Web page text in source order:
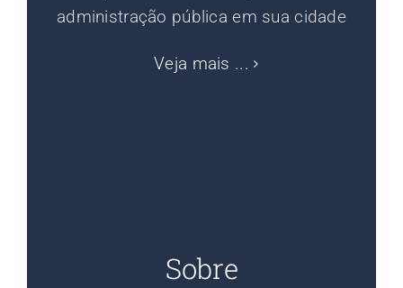
administração pública em sua cidade
Veja mais ...
Sobre